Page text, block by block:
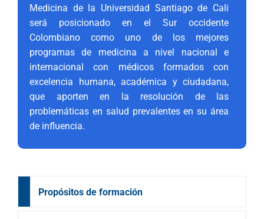
Medicina de la Universidad Santiago de Cali
será posicionado en el Sur occidente
Colombiano como uno de los mejores
programas de medicina a nivel nacional e
internacional con médicos formados con
excelencia humana, académica y ciudadana,
que aporten en la resolución de las
problemáticas en salud prevalentes en su área
de influencia.
Propósitos de formación